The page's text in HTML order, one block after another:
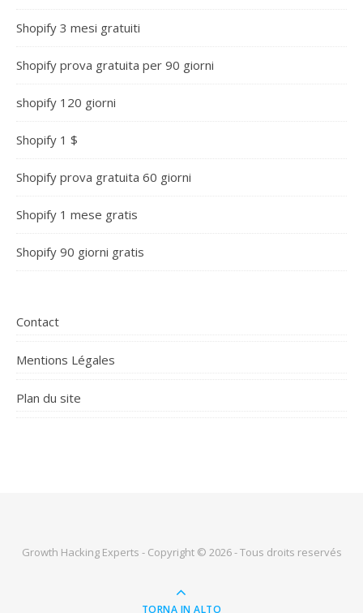
Shopify 3 mesi gratuiti
Shopify prova gratuita per 90 giorni
shopify 120 giorni
Shopify 1 $
Shopify prova gratuita 60 giorni
Shopify 1 mese gratis
Shopify 90 giorni gratis
Contact
Mentions Légales
Plan du site
Growth Hacking Experts - Copyright © 2026 - Tous droits reservés
TORNA IN ALTO